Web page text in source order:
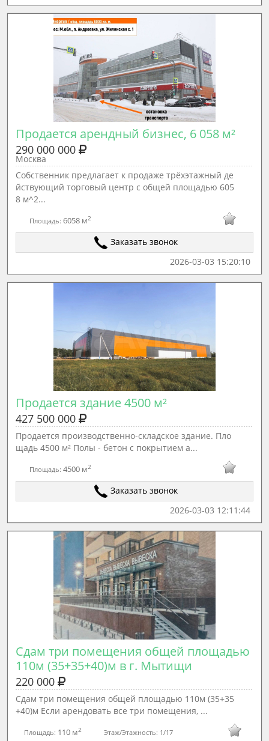
Продается арендный бизнес, 6 058 м²
290 000 000
Москва
Собственник предлагает к продаже трёхэтажный де
йствующий торговый центр с общей площадью 605
8 м^2...
Площадь:6058 м2
Заказать звонок
2026-03-03 15:20:10
Продается здание 4500 м²
427 500 000
Продается производственно-складское здание. Пло
щадь 4500 м² Полы - бетон с покрытием а...
Площадь:4500 м2
Заказать звонок
2026-03-03 12:11:44
Сдам три помещения общей площадью
110м (35+35+40)м в г. Мытищи
220 000
Сдам три помещения общей площадью 110м (35+35
+40)м Если арендовать все три помещения, ...
Площадь: 110 м2 Этаж/Этажность: 1/17